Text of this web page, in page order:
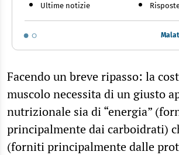
Ultime notizie
Facendo un breve ripasso: la
muscolo necessita di un giusto
nutrizionale sia di “energia”
principalmente dai carboidrati)
(forniti principalmente dalle